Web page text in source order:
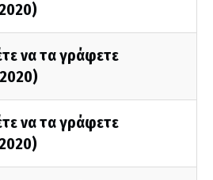
να τα γράφετε
να τα γράφετε